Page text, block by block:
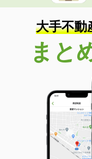
大手不動
まと